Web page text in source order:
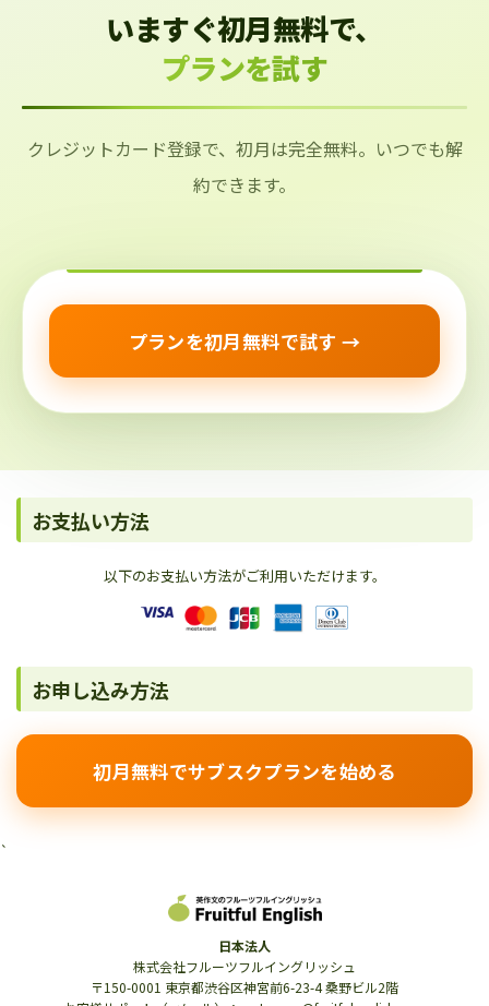
いますぐ初月無料で、
プランを試す
クレジットカード登録で、初月は完全無料。いつでも解
約できます。
プランを初月無料で試す →
お支払い方法
以下のお支払い方法がご利用いただけます。
お申し込み方法
初月無料でサブスクプランを始める
`
日本法人
株式会社フルーツフルイングリッシュ
〒150-0001 東京都渋谷区神宮前6-23-4 桑野ビル2階